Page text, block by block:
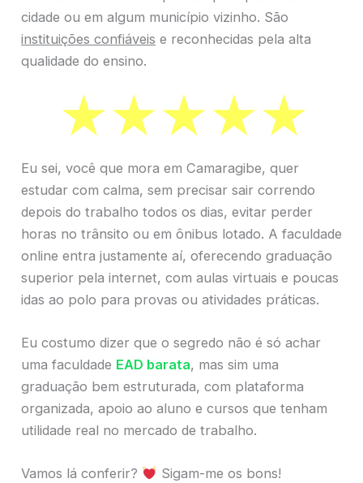
cidade ou em algum município vizinho. São
instituições confiáveis e reconhecidas pela alta
qualidade do ensino.
Eu sei, você que mora em Camaragibe, quer
estudar com calma, sem precisar sair correndo
depois do trabalho todos os dias, evitar perder
horas no trânsito ou em ônibus lotado. A faculdade
online entra justamente aí, oferecendo graduação
superior pela internet, com aulas virtuais e poucas
idas ao polo para provas ou atividades práticas.
Eu costumo dizer que o segredo não é só achar
uma faculdade EAD barata, mas sim uma
graduação bem estruturada, com plataforma
organizada, apoio ao aluno e cursos que tenham
utilidade real no mercado de trabalho.
Vamos lá conferir? Sigam-me os bons!